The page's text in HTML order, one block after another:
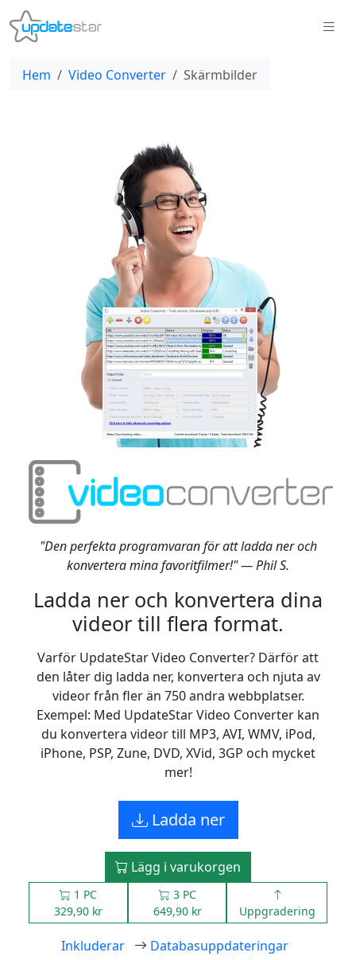
Hem Video Converter Skärmbilder
"Den perfekta programvaran för att ladda ner och
konvertera mina favoritfilmer!" — Phil S.
Ladda ner och konvertera dina
videor till flera format.
Varför UpdateStar Video Converter? Därför att
den låter dig ladda ner, konvertera och njuta av
videor från fler än 750 andra webbplatser.
Exempel: Med UpdateStar Video Converter kan
du konvertera videor till MP3, AVI, WMV, iPod,
iPhone, PSP, Zune, DVD, XVid, 3GP och mycket
mer!
Ladda ner
Lägg i varukorgen
1 PC
329,90 kr
3 PC
649,90 kr
Uppgradering
Inkluderar
Databasuppdateringar